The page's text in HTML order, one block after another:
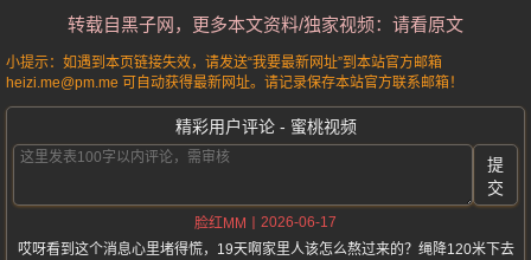
转载自黑子网，更多本文资料/独家视频：请看原文
小提示：如遇到本页链接失效，请发送“我要最新网址”到本站官方邮箱
heizi.me@pm.me 可自动获得最新网址。请记录保存本站官方联系邮箱！
精彩用户评论 - 蜜桃视频
提
交
脸红MM
2026-06-17
哎呀看到这个消息心里堵得慌，19天啊家里人该怎么熬过来的？绳降120米下去